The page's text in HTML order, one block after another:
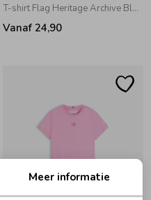
T-shirt Flag Heritage Archive Black
Vanaf 24,90
Meer informatie